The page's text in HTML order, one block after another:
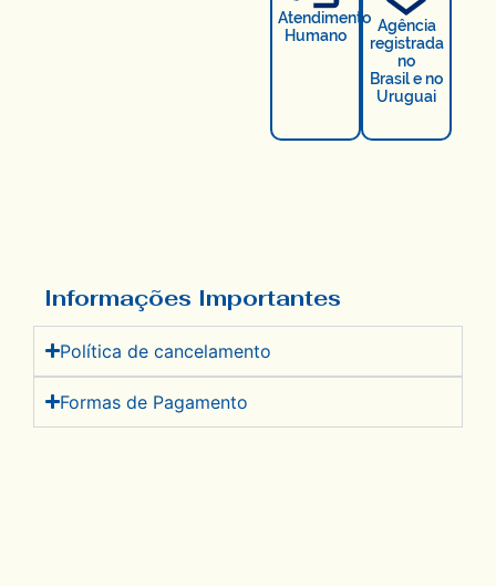
Atendimento
Humano
Agência
registrada
no
Brasil e no
Uruguai
Informações Importantes
Política de cancelamento​
Formas de Pagamento